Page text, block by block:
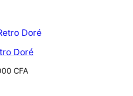
Doré
CFA